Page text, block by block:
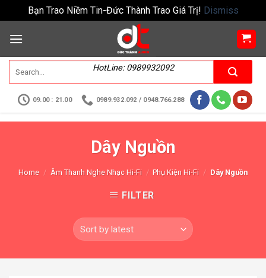
Bạn Trao Niềm Tin-Đức Thành Trao Giá Trị! Dismiss
HotLine: 0989932092
09.00 : 21.00 0989.932.092 / 0948.766.288
Dây Nguồn
Home / Âm Thanh Nghe Nhạc Hi-Fi / Phụ Kiện Hi-Fi / Dây Nguồn
FILTER